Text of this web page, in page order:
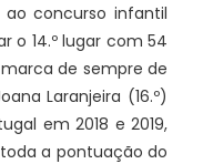
ao concurso infantil
o 14.º lugar com 54
de sempre de
Laranjeira (16.º)
em 2018 e 2019,
a pontuação do